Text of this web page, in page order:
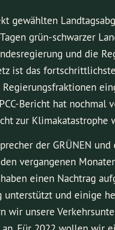
gewählten
grün-schwarzer
und die
ist das
Regierungsfraktionen
Bericht hat
zur Klimakatastrophe
der GRÜNEN
vergangenen
haben einen Nachtrag
unterstützt und einige
wir unsere